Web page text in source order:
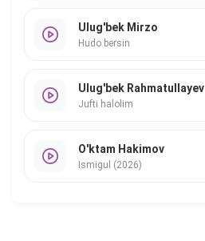
Ulug'bek Mirzo
Hudo bersin
Ulug'bek Rahmatullayev
Jufti halolim
O'ktam Hakimov
Ismigul (2026)